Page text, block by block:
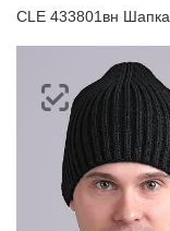
CLE 433801вн Шапка